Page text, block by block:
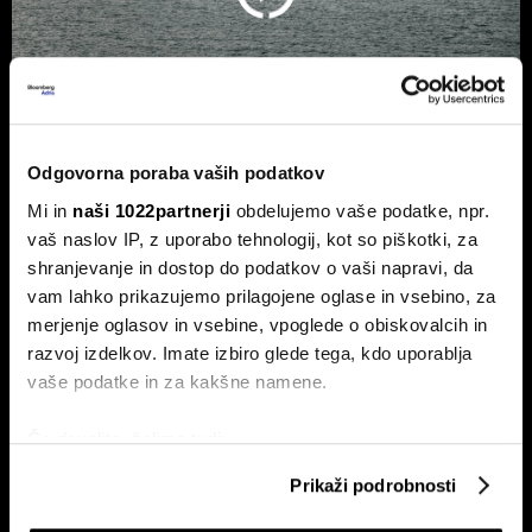
Odgovorna poraba vaših podatkov
Mi in naši 1022partnerji obdelujemo vaše podatke, npr.
vaš naslov IP, z uporabo tehnologij, kot so piškotki, za
shranjevanje in dostop do podatkov o vaši napravi, da
vam lahko prikazujemo prilagojene oglase in vsebino, za
merjenje oglasov in vsebine, vpoglede o obiskovalcih in
razvoj izdelkov. Imate izbiro glede tega, kdo uporablja
vaše podatke in za kakšne namene.
Če dovolite, želimo tudi:
Zbirati informacije o vaši geografski lokaciji, ki so
Prikaži podrobnosti
Nova poteza Irana: na kaj se
pripravlja?
Zamenjava v vrhu vrhovnega sveta za nacionalno varnost.
Na čelo sveta Mohsen Rezaee.